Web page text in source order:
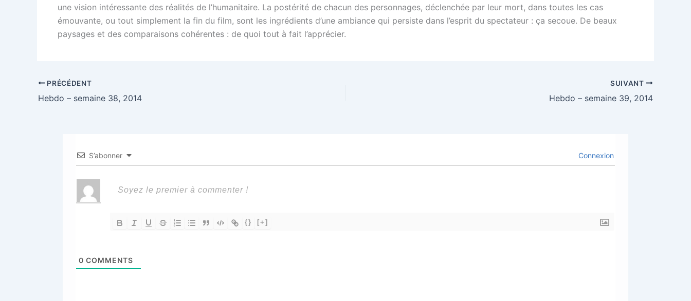
une vision intéressante des réalités de l’humanitaire. La postérité de chacun des personnages, déclenchée par leur mort, dans toutes les cas
émouvante, ou tout simplement la fin du film, sont les ingrédients d’une ambiance qui persiste dans l’esprit du spectateur : ça secoue. De beaux
paysages et des comparaisons cohérentes : de quoi tout à fait l’apprécier.
PRÉCÉDENT
Hebdo – semaine 38, 2014
SUIVANT
Hebdo – semaine 39, 2014
S’abonner Connexion
{} [+]
0 COMMENTS